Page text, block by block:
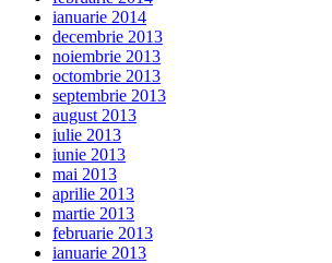
ianuarie 2014
decembrie 2013
noiembrie 2013
octombrie 2013
septembrie 2013
august 2013
iulie 2013
iunie 2013
mai 2013
aprilie 2013
martie 2013
februarie 2013
ianuarie 2013